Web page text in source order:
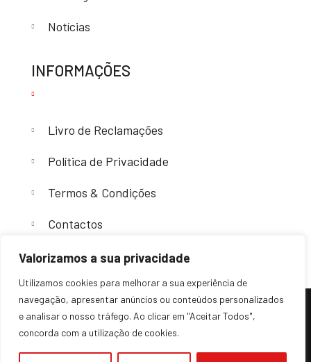
Valorizamos a sua privacidade
Utilizamos cookies para melhorar a sua experiência de
navegação, apresentar anúncios ou conteúdos personalizados
e analisar o nosso tráfego. Ao clicar em "Aceitar Todos",
concorda com a utilização de cookies.
Notícias
INFORMAÇÕES
Livro de Reclamações
Política de Privacidade
Termos & Condições
Contactos
(c) 2024 – Sovende. Todos os direitos reservados.